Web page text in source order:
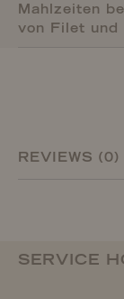
Mahlzeiten
von Filet und
REVIEWS (0)
SERVICE